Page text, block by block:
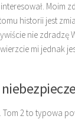
Moim
historii jest
nie zdradzę
mi jednak
Tom 2 to typowa